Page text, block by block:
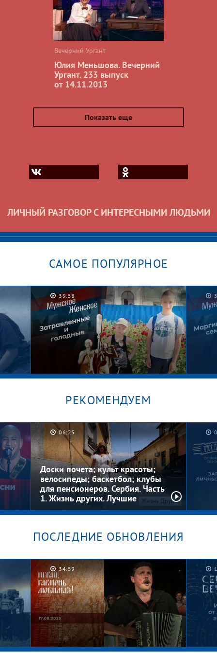
Вечерний Ургант
Юлия Меньшова. Вечерний
Ургант. 233 выпуск
от 14.11.2013
Показать еще
ЛИЧНЫЙ РАЗГОВОР С ИНТЕРЕСНЫМИ ЛЮДЬМИ
САМОЕ ПОПУЛЯРНОЕ
39:58
Котлеты на шкафу. Мужское /
Женское
РЕКОМЕНДУЕМ
06:25
Доски почета; культ красоты;
велосипеды; баскетбол; клубы
для пенсионеров. Сербия. Часть
1. Жизнь других. Лучшие
моменты
ПОСЛЕДНИЕ ОБНОВЛЕНИЯ
34:59